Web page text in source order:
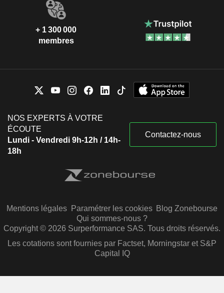
+ 1 300 000
membres
NOS EXPERTS À VOTRE
ÉCOUTE
Lundi - Vendredi 9h-12h / 14h-
18h
Contactez-nous
Mentions légales Paramétrer les cookies Blog Zonebourse
Qui sommes-nous ?
Copyright © 2026 Surperformance SAS. Tous droits réservés.
Les cotations sont fournies par Factset, Morningstar et S&P
Capital IQ